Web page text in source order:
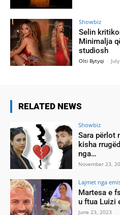
Showbiz
Selin
Minimalja
studiosh
Olti Bytyqi -
RELATED NEWS
Showbiz
Sara përlot
kisha
nga…
November 23,
Lajmet nga
Martesa e
u ftua Luizi
June 23, 2023